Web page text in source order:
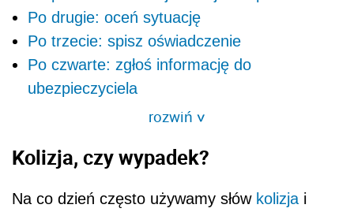
Po drugie: oceń sytuację
Po trzecie: spisz oświadczenie
Po czwarte: zgłoś informację do
ubezpieczyciela
rozwiń>
Kolizja, czy wypadek?
Na co dzień często używamy słów kolizja i